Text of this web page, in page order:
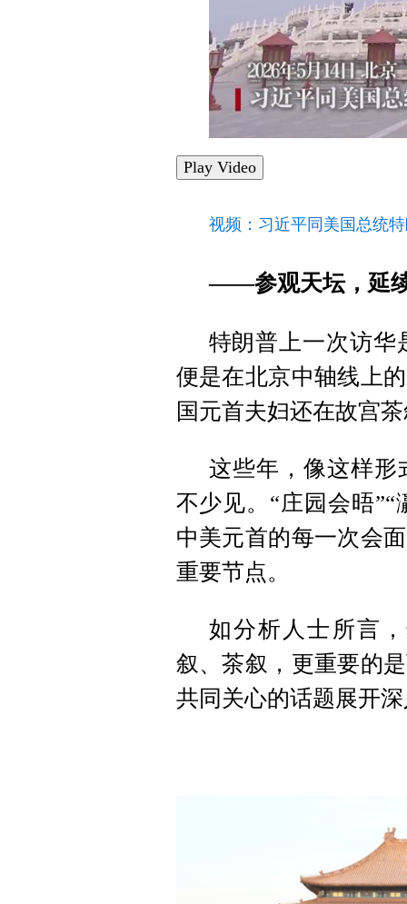
Play Video
视频：习近平同美国总统
——参观天坛，延
特朗普上一次访华
便是在北京中轴线上
国元首夫妇还在故宫
这些年，像这样形
不少见。“庄园会晤
中美元首的每一次会
重要节点。
如分析人士所言
叙、茶叙，更重要的
共同关心的话题展开